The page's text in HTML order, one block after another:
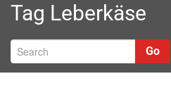
Abteilungen
Informationen
Fahrzeuge
Tag Leberkäse
Go